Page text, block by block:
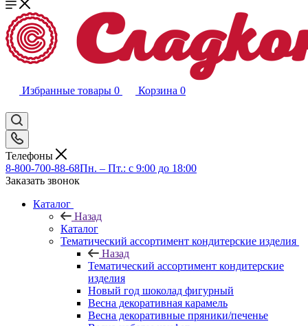
Избранные товары 0 Корзина 0
Телефоны
8-800-700-88-68Пн. – Пт.: с 9:00 до 18:00
Заказать звонок
Каталог
Назад
Каталог
Тематический ассортимент кондитерские изделия
Назад
Тематический ассортимент кондитерские
изделия
Новый год шоколад фигурный
Весна декоративная карамель
Весна декоративные пряники/печенье